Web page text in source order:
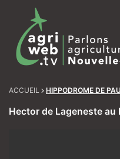
ACCUEIL HIPPODROME DE PAU
Hector de Lageneste au